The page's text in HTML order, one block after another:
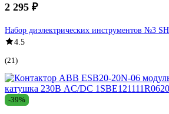
2 295 ₽
Набор диэлектрических инструментов №3
4.5
(21)
-39%